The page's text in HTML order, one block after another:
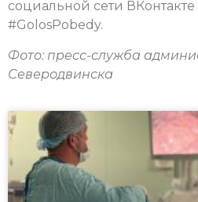
социальной сети ВКонтакте
#GolosPobedy.
Фото: пресс-служба
Северодвинска